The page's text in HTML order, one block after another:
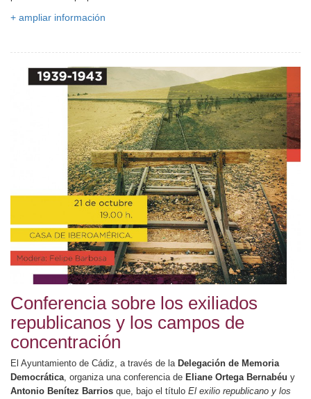
+ ampliar información
Conferencia sobre los exiliados
republicanos y los campos de
concentración
El Ayuntamiento de Cádiz, a través de la Delegación de Memoria
Democrática, organiza una conferencia de Eliane Ortega Bernabéu y
Antonio Benítez Barrios que, bajo el título El exilio republicano y los